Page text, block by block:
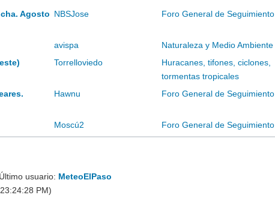
Agosto NBSJose Foro General de Seguimiento
avispa Naturaleza y Medio Ambiente
Torrelloviedo
Huracanes, tifones, ciclones,
tormentas tropicales
Hawnu Foro General de Seguimiento
Moscú2 Foro General de Seguimiento
usuario: MeteoElPaso
PM)